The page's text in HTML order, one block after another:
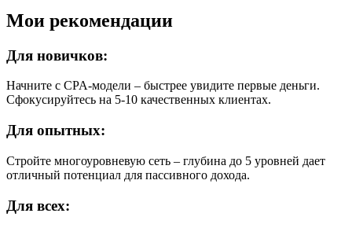
Мои рекомендации
Для новичков:
Начните с CPA-модели – быстрее увидите первые деньги.
Сфокусируйтесь на 5-10 качественных клиентах.
Для опытных:
Стройте многоуровневую сеть – глубина до 5 уровней дает
отличный потенциал для пассивного дохода.
Для всех: